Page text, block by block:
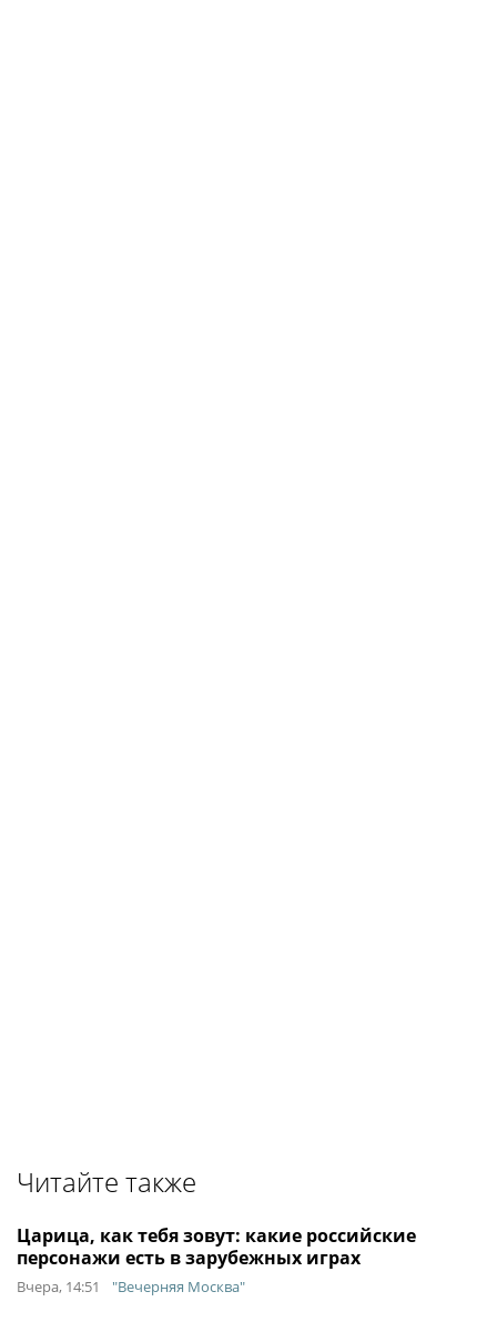
Читайте также
Царица, как тебя зовут: какие российские
персонажи есть в зарубежных играх
Вчера, 14:51 "Вечерняя Москва"